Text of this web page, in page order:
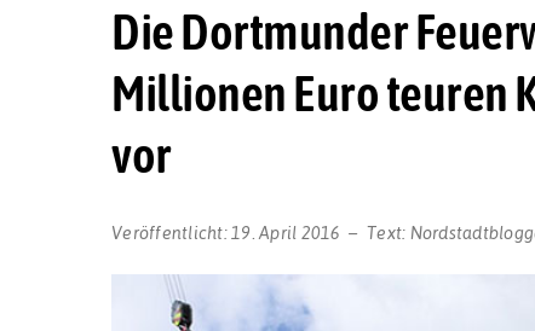
Die Dortmunder
Millionen Euro teuren
vor
Veröffentlicht: 19. April 2016 Text: